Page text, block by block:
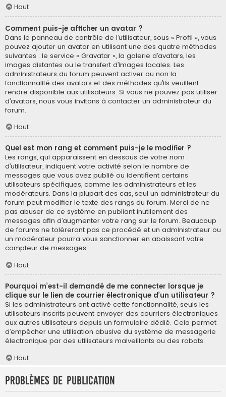
Haut
Comment puis-je afficher un avatar ?
Dans le panneau de contrôle de l’utilisateur, sous « Profil », vous
pouvez ajouter un avatar en utilisant une des quatre méthodes
suivantes : le service « Gravatar », la galerie d’avatars, les
images distantes ou le transfert d’images locales. Les
administrateurs du forum peuvent activer ou non la
fonctionnalité des avatars et des méthodes qu’ils veuillent
rendre disponible aux utilisateurs. Si vous ne pouvez pas utiliser
d’avatars, nous vous invitons à contacter un administrateur du
forum.
Haut
Quel est mon rang et comment puis-je le modifier ?
Les rangs, qui apparaissent en dessous de votre nom
d’utilisateur, indiquent votre activité selon le nombre de
messages que vous avez publié ou identifient certains
utilisateurs spécifiques, comme les administrateurs et les
modérateurs. Dans la plupart des cas, seul un administrateur du
forum peut modifier le texte des rangs du forum. Merci de ne
pas abuser de ce système en publiant inutilement des
messages afin d’augmenter votre rang sur le forum. Beaucoup
de forums ne toléreront pas ce procédé et un administrateur ou
un modérateur pourra vous sanctionner en abaissant votre
compteur de messages.
Haut
Pourquoi m’est-il demandé de me connecter lorsque je
clique sur le lien de courrier électronique d’un utilisateur ?
Si les administrateurs ont activé cette fonctionnalité, seuls les
utilisateurs inscrits peuvent envoyer des courriers électroniques
aux autres utilisateurs depuis un formulaire dédié. Cela permet
d’empêcher une utilisation abusive du système de messagerie
électronique par des utilisateurs malveillants ou des robots.
Haut
Problèmes de publication